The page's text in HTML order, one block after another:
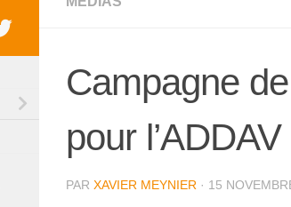
Campagne
pour l’ADDAV
PAR XAVIER MEYNIER · 15